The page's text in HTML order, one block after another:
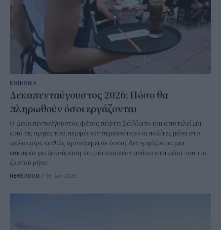
ΚΟΙΝΩΝΙΑ
Δεκαπενταύγουστος 2026: Πόσο θα
πληρωθούν όσοι εργάζονται
Ο Δεκαπενταύγουστος φέτος πέφτει Σάββατο και αποτελεί μία
από τις αργίες που περιμένουν περισσότερο οι πολίτες μέσα στο
καλοκαίρι, καθώς προσφέρει σε όσους δεν εργάζονται μια
ευκαιρία για ξεκούραση και μία επιπλέον ανάσα στα μέσα του πιο
ζεστού μήνα.
NEWSROOM / 06 Αυγ 2026